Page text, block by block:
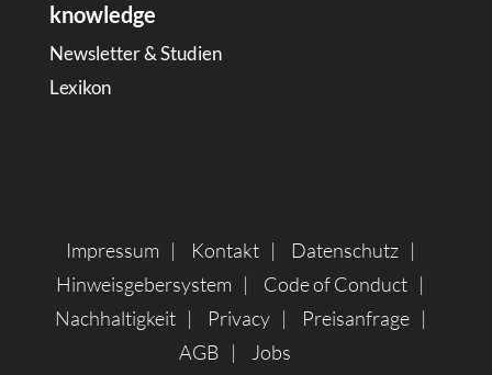
knowledge
Newsletter & Studien
Lexikon
Impressum Kontakt
Datenschutz
Hinweisgebersystem
Code of Conduct
Nachhaltigkeit
Privacy
Preisanfrage
AGB
Jobs